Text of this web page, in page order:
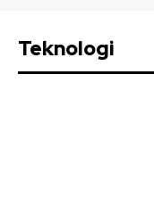
Teknologi